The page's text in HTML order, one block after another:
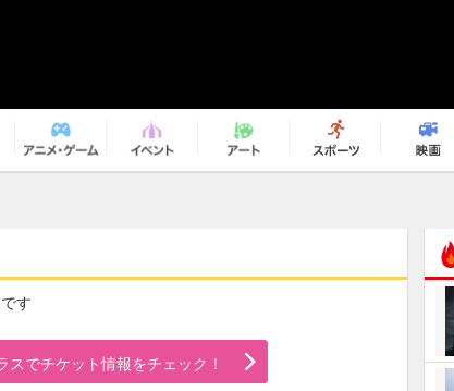
す
スでチケット情報をチェック！